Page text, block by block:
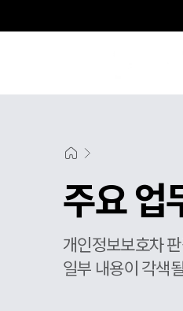
주요 업
개인정보보호차
일부 내용이 각색